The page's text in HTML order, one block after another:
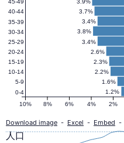
人
口
ピ
ラ
1.2%
1.6%
2.2%
2.3%
2.6%
3.4%
3.8%
3.4%
3.7%
3.9%
10% 8% 6% 4% 2%
0-4
5-9
10-14
15-19
20-24
25-29
30-34
35-39
40-44
45-49
Download image - Excel - Embed -
人口